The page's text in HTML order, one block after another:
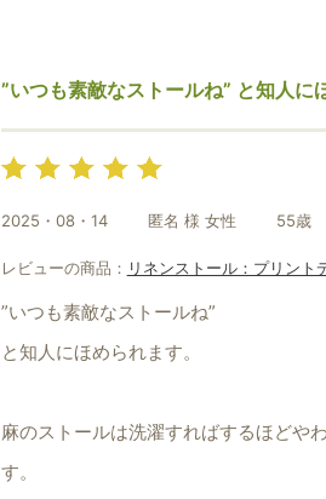
これは使わないテはないな！！と（笑
暑い地域に住んでいるので、ストール
ルをほめられることがあります。
とても嬉しいです。
”いつも素敵なストールね” と知人に
2025・08・14 匿名 様 女性 55歳
レビューの商品： リネンストール：プリント
”いつも素敵なストールね”
と知人にほめられます。
麻のストールは洗濯すればするほどや
す。